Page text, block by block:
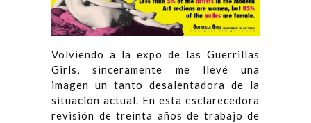
Volviendo a la expo de las Guerrillas
Girls, sinceramente me llevé una
imagen un tanto desalentadora de la
situación actual. En esta esclarecedora
revisión de treinta años de trabajo de